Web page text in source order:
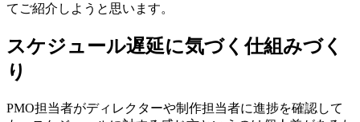
てご紹介しようと思います。
スケジュール遅延に気づく仕組みづく
り
PMO担当者がディレクターや制作担当者に進捗を確認して